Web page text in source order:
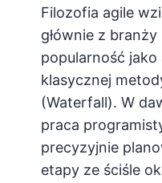
Filozofia agile
głównie z branży
popularność
klasycznej
(Waterfall). W
praca
precyzyjnie
etapy ze ściśle